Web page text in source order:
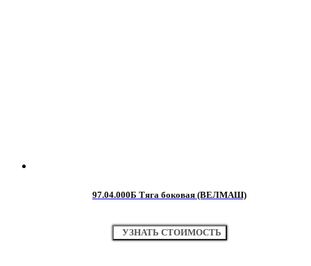
97.04.000Б Тяга боковая (ВЕЛМАШ)
УЗНАТЬ СТОИМОСТЬ